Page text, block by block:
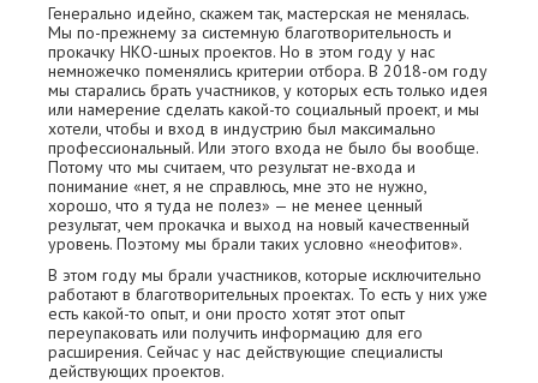
Генерально идейно, скажем так, мастерская не менялась.
Мы по-прежнему за системную благотворительность и
прокачку НКО-шных проектов. Но в этом году у нас
немножечко поменялись критерии отбора. В 2018-ом году
мы старались брать участников, у которых есть только идея
или намерение сделать какой-то социальный проект, и мы
хотели, чтобы и вход в индустрию был максимально
профессиональный. Или этого входа не было бы вообще.
Потому что мы считаем, что результат не-входа и
понимание «нет, я не справлюсь, мне это не нужно,
хорошо, что я туда не полез» — не менее ценный
результат, чем прокачка и выход на новый качественный
уровень. Поэтому мы брали таких условно «неофитов».
В этом году мы брали участников, которые исключительно
работают в благотворительных проектах. То есть у них уже
есть какой-то опыт, и они просто хотят этот опыт
переупаковать или получить информацию для его
расширения. Сейчас у нас действующие специалисты
действующих проектов.